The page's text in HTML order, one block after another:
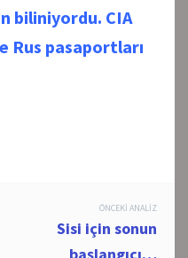
biliniyordu. CIA
Rus pasaportları
ÖNCEKI ANALIZ
Sisi için sonun